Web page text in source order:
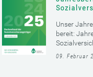
Unser
bereit:
09. Februar